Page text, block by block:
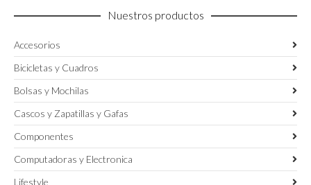
Nuestros productos
Accesorios
Bicicletas y Cuadros
Bolsas y Mochilas
Cascos y Zapatillas y Gafas
Componentes
Computadoras y Electronica
Lifestyle